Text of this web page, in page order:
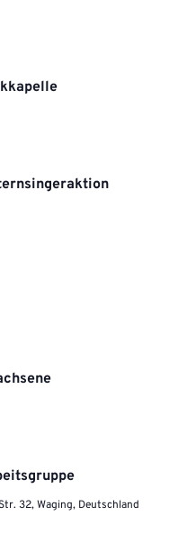
32, Waging, Deutschland